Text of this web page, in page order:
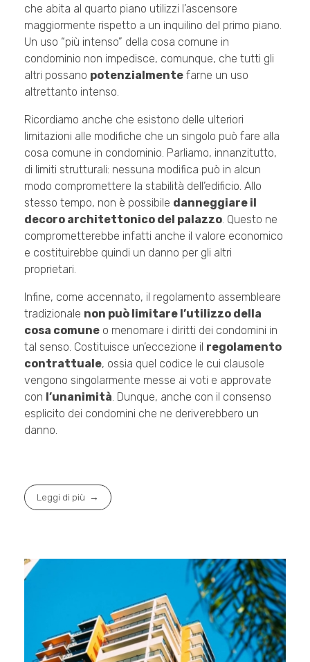
che abita al quarto piano utilizzi l’ascensore
maggiormente rispetto a un inquilino del primo piano.
Un uso “più intenso” della cosa comune in
condominio non impedisce, comunque, che tutti gli
altri possano potenzialmente farne un uso
altrettanto intenso.
Ricordiamo anche che esistono delle ulteriori
limitazioni alle modifiche che un singolo può fare alla
cosa comune in condominio. Parliamo, innanzitutto,
di limiti strutturali: nessuna modifica può in alcun
modo compromettere la stabilità dell’edificio. Allo
stesso tempo, non è possibile danneggiare il
decoro architettonico del palazzo. Questo ne
comprometterebbe infatti anche il valore economico
e costituirebbe quindi un danno per gli altri
proprietari.
Infine, come accennato, il regolamento assembleare
tradizionale non può limitare l’utilizzo della
cosa comune o menomare i diritti dei condomini in
tal senso. Costituisce un’eccezione il regolamento
contrattuale, ossia quel codice le cui clausole
vengono singolarmente messe ai voti e approvate
con l’unanimità. Dunque, anche con il consenso
esplicito dei condomini che ne deriverebbero un
danno.
Leggi di più